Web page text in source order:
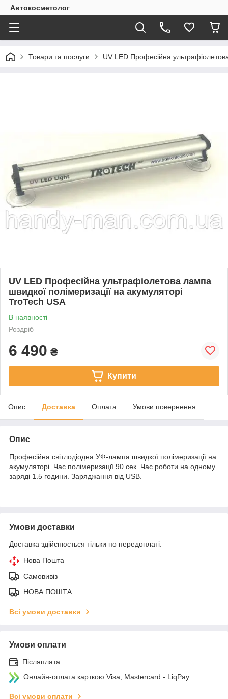
Автокосметолог
Товари та послуги UV LED Професійна
UV LED Професійна ультрафіолетова лампа
швидкої полімеризації на акумуляторі
TroTech USA
В наявності
Роздріб
6 490 ₴
Купити
Опис Доставка Оплата Умови повернення
Опис
Професійна світлодіодна УФ-лампа швидкої полімеризації на
акумуляторі. Час полімеризації 90 сек. Час роботи на одному
заряді 1.5 години. Заряджання від USB.
Умови доставки
Доставка здійснюється тільки по передоплаті.
Нова Пошта
Самовивіз
НОВА ПОШТА
Всі умови доставки
Умови оплати
Післяплата
Онлайн-оплата карткою Visa, Mastercard - LiqPay
Всі умови оплати